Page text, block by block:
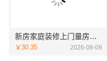
新房家庭装修上门量房整体落地，福建尚艺空间新材料科技
￥30.35 2026-08-09